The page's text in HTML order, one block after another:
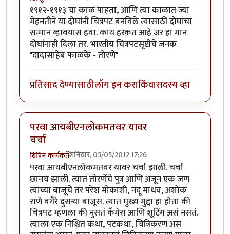
१९१२-१९१३ चा काळ पाहता, आणि त्या काळात ज्या
मेहनतीने या दोघांनी चित्रपट बनविले त्यासाठी दोघांचा
सन्मान व्हावयास हवा. काय हरकत आहे जर हा मान
दोघांनाही दिला तर. भारतीय चित्रपटसृष्टीचे जनक
"दादासाहेब फाळके - तोरणे"
प्रतिसाद देण्यासाठीलॉग इन कराकिंवासदस्य व्हा
परवा आयबीएनलोकमतवर यावर
चर्चा
बिपिन कार्यकर्तेशनिवार, 05/05/2012 17:26
परवा आयबीएनलोकमतवर यावर चर्चा झाली. चर्चा
छानच झाली. त्यात तोरणेंचे पुत्र आणि अजून एक जण
त्यांच्या बाजूचे तर परेश मोकाशी, नंदू माधव, अशोक
राणे वगैरे दुसर्‍या बाजूस. त्यात मुख्य मुद्दा हा होता की
चित्रपट म्हणला की नुसतं कॅमेरा आणि शूटिंग असं नसतं.
त्याला एक निश्चित कथा, पटकथा, चित्रिकरण असं